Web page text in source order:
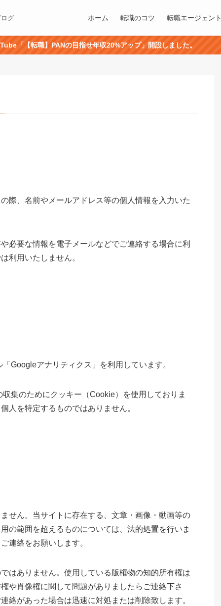
グ ホーム 転職のコツ 転職エージェント
「【転職】PANの目指せ年収20%アップ」開設しました。
際、名前やメールアドレス等の個人情報を入力いた
必要な情報を電子メールなどでご連絡する場合に利
利用いたしません。
Googleアナリティクス」を利用しています。
集のためにクッキー（Cookie）を使用しておりま
人を特定するものではありません。
せん。当サイトに存在する、文章・画像・動画等の
の範囲を超えるものについては、法的処置を行いま
連絡をお願いします。
はありません。使用している版権物の知的所有権は
や肖像権に関して問題がありましたらご連絡下さ
絡があった場合は迅速に対処または削除致します。